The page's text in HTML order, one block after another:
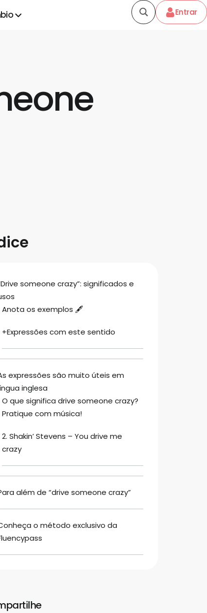
Entrar
someone crazy”: significados e
Anota os exemplos 🖋
+Expressões com este sentido
expressões são muito úteis em
inglesa
O que significa drive someone crazy?
Pratique com música!
2. Shakin’ Stevens – You drive me
crazy
além de “drive someone crazy”
o método exclusivo da